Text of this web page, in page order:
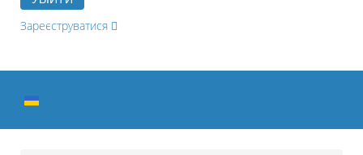
Зареєструватися